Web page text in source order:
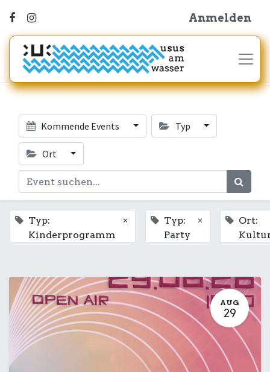
Anmelden
Kommende Events Typ
Ort
Typ:
Kinderprogramm
×
Typ:
Party
×
Ort:
AUG
29